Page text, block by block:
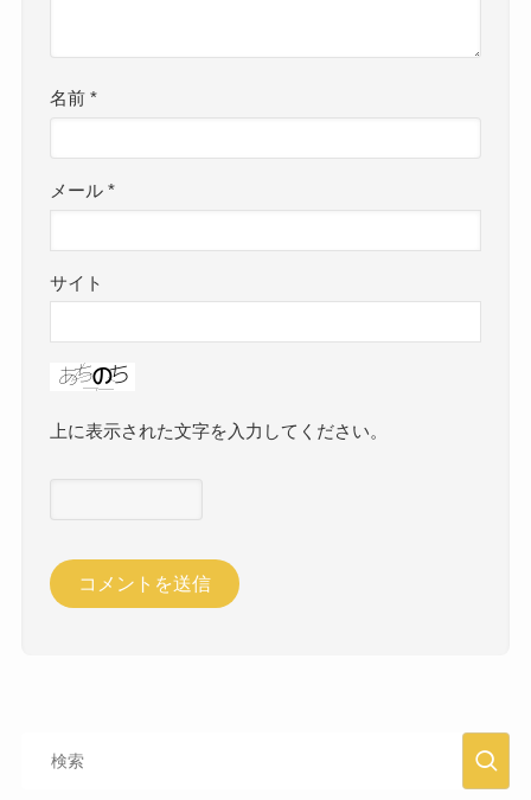
名前*
メール*
サイト
上に表示された文字を入力してください。